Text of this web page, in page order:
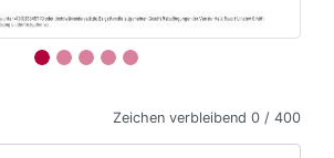
Zeichen verbleibend 0 / 400